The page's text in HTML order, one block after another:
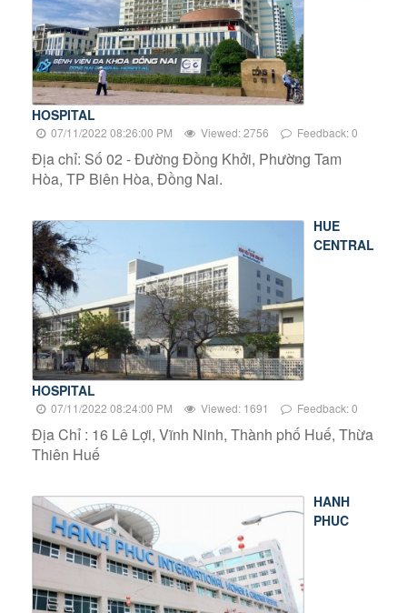
HOSPITAL
07/11/2022 08:26:00 PM Viewed: 2756 Feedback: 0
Địa chỉ: Số 02 - Đường Đồng Khởi, Phường Tam
Hòa, TP Biên Hòa, Đồng Nai.
HUE
CENTRAL
HOSPITAL
07/11/2022 08:24:00 PM Viewed: 1691 Feedback: 0
Địa Chỉ : 16 Lê Lợi, Vĩnh Ninh, Thành phố Huế, Thừa
Thiên Huế
HANH
PHUC